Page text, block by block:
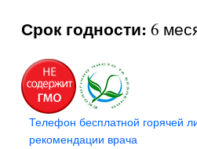
Срок годности: 6
Телефон бесплатной горячей
рекомендации врача